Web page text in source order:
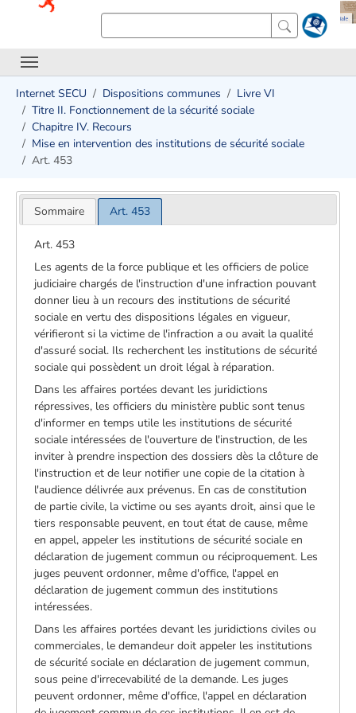
Internet SECU Dispositions communes
Livre VI
Titre II. Fonctionnement de la sécurité sociale
Chapitre IV. Recours
Mise en intervention des institutions de sécurité sociale
Art. 453
Sommaire Art. 453
Art. 453
Les agents de la force publique et les officiers de police
judiciaire chargés de l'instruction d'une infraction pouvant
donner lieu à un recours des institutions de sécurité
sociale en vertu des dispositions légales en vigueur,
vérifieront si la victime de l'infraction a ou avait la qualité
d'assuré social. Ils recherchent les institutions de sécurité
sociale qui possèdent un droit légal à réparation.
Dans les affaires portées devant les juridictions
répressives, les officiers du ministère public sont tenus
d'informer en temps utile les institutions de sécurité
sociale intéressées de l'ouverture de l'instruction, de les
inviter à prendre inspection des dossiers dès la clôture de
l'instruction et de leur notifier une copie de la citation à
l'audience délivrée aux prévenus. En cas de constitution
de partie civile, la victime ou ses ayants droit, ainsi que le
tiers responsable peuvent, en tout état de cause, même
en appel, appeler les institutions de sécurité sociale en
déclaration de jugement commun ou réciproquement. Les
juges peuvent ordonner, même d'office, l'appel en
déclaration de jugement commun des institutions
intéressées.
Dans les affaires portées devant les juridictions civiles ou
commerciales, le demandeur doit appeler les institutions
de sécurité sociale en déclaration de jugement commun,
sous peine d'irrecevabilité de la demande. Les juges
peuvent ordonner, même d'office, l'appel en déclaration